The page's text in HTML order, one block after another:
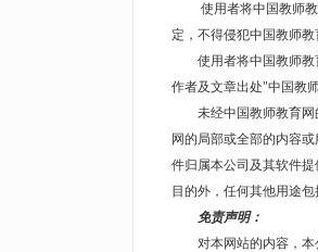
使用者将中国教师教
定，不得侵犯中国教师教
使用者将中国教师教育
作者及文章出处"中国教
未经中国教师教育网的
网的局部或全部的内容
件归属本公司及其软件
目的外，任何其他用途
免责声明：
对本网站的内容，本公